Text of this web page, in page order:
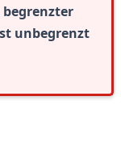
unbegrenzt